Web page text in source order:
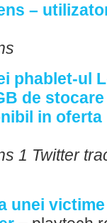
–
phablet-ul
de
in
1 Twitter
unei